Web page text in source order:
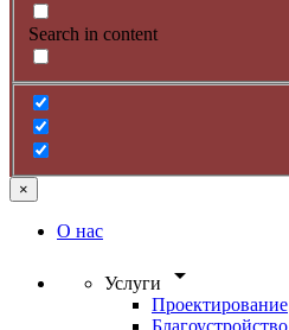
Search in content
×
О нас
Услуги arrow_drop_down
Проектирование